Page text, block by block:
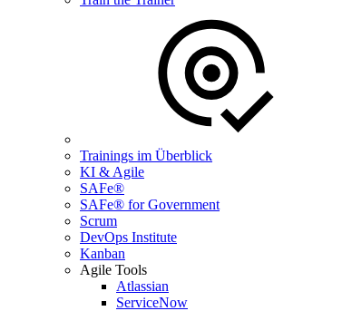
Trainings im Überblick
KI & Agile
SAFe®
SAFe® for Government
Scrum
DevOps Institute
Kanban
Agile Tools
Atlassian
ServiceNow